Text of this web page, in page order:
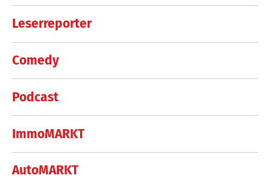
Leserreporter
Comedy
Podcast
ImmoMARKT
AutoMARKT